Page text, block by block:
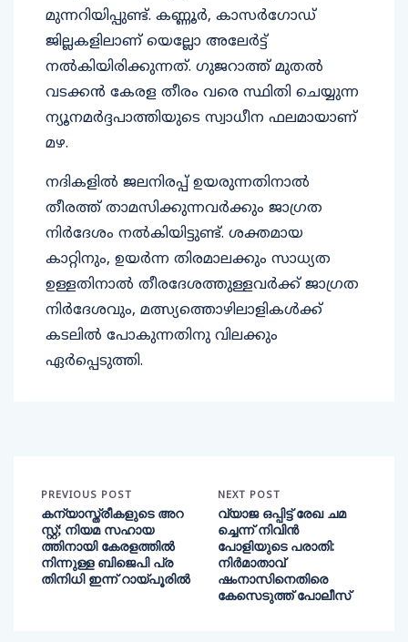
മുന്നറിയിപ്പുണ്ട്. കണ്ണൂർ, കാസർഗോഡ്
ജില്ലകളിലാണ് യെല്ലോ അലേർട്ട്
നൽകിയിരിക്കുന്നത്. ഗുജറാത്ത് മുതൽ
വടക്കൻ കേരള തീരം വരെ സ്ഥിതി ചെയ്യുന്ന
ന്യൂനമർദ്ദപാത്തിയുടെ സ്വാധീന ഫലമായാണ്
മഴ.
നദികളിൽ ജലനിരപ്പ് ഉയരുന്നതിനാൽ
തീരത്ത് താമസിക്കുന്നവർക്കും ജാഗ്രത
നിർദേശം നൽകിയിട്ടുണ്ട്. ശക്തമായ
കാറ്റിനും, ഉയർന്ന തിരമാലക്കും സാധ്യത
ഉള്ളതിനാൽ തീരദേശത്തുള്ളവർക്ക് ജാഗ്രത
നിർദേശവും, മത്സ്യത്തൊഴിലാളികൾക്ക്
കടലിൽ പോകുന്നതിനു വിലക്കും
ഏർപ്പെടുത്തി.
PREVIOUS POST
കന്യാസ്ത്രീകളുടെ അറ
സ്റ്റ്; നിയമ സഹായ
ത്തിനായി കേരളത്തിൽ
നിന്നുള്ള ബിജെപി പ്ര
തിനിധി ഇന്ന് റായ്പൂരിൽ
NEXT POST
വ്യാജ ഒപ്പിട്ട് രേഖ ചമ
ച്ചെന്ന് നിവിന്‍
പോളിയുടെ പരാതി:
നിര്‍മാതാവ്
ഷംനാസിനെതിരെ
കേസെടുത്ത് പോലീസ്